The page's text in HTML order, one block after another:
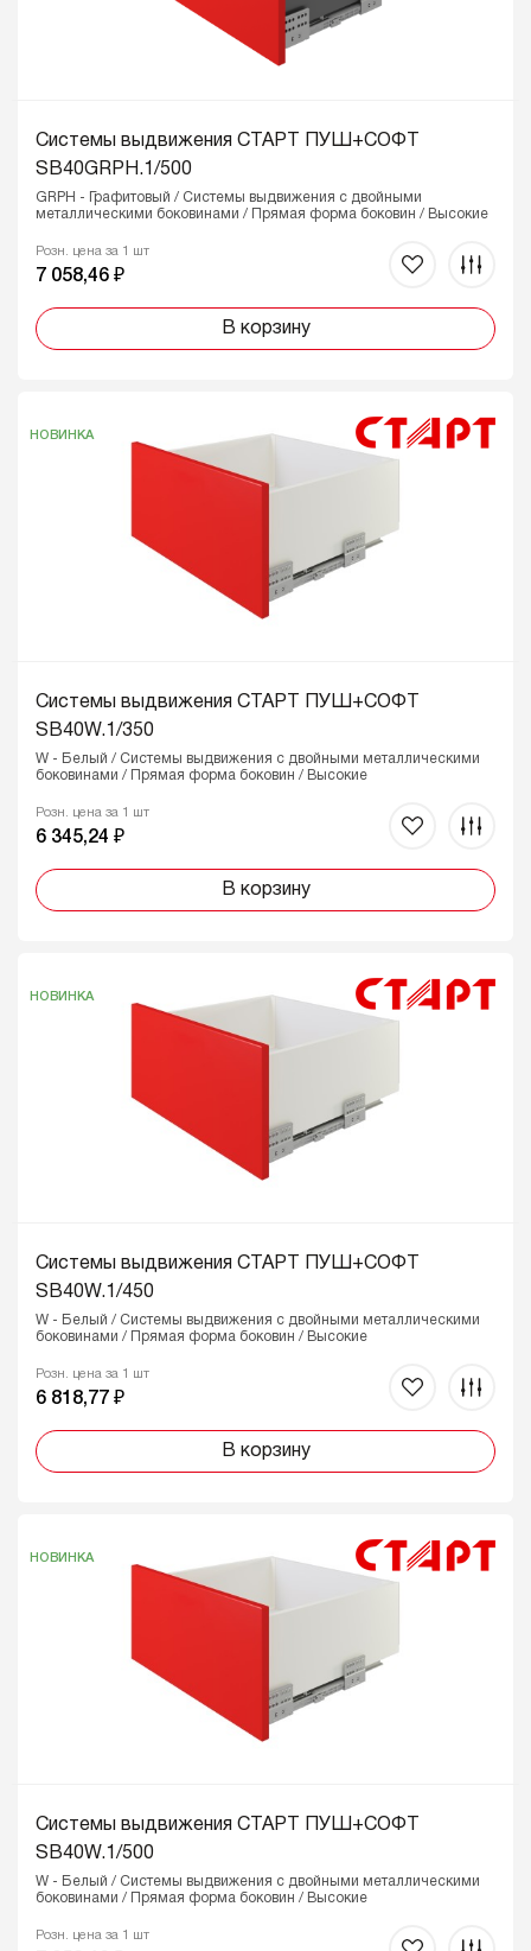
Системы выдвижения СТАРТ ПУШ+СОФТ
SB40GRPH.1/500
GRPH - Графитовый / Системы выдвижения с двойными
металлическими боковинами / Прямая форма боковин / Высокие
Розн. цена за 1 шт
7 058,46 ₽
В корзину
НОВИНКА
Системы выдвижения СТАРТ ПУШ+СОФТ
SB40W.1/350
W - Белый / Системы выдвижения с двойными металлическими
боковинами / Прямая форма боковин / Высокие
Розн. цена за 1 шт
6 345,24 ₽
В корзину
НОВИНКА
Системы выдвижения СТАРТ ПУШ+СОФТ
SB40W.1/450
W - Белый / Системы выдвижения с двойными металлическими
боковинами / Прямая форма боковин / Высокие
Розн. цена за 1 шт
6 818,77 ₽
В корзину
НОВИНКА
Системы выдвижения СТАРТ ПУШ+СОФТ
SB40W.1/500
W - Белый / Системы выдвижения с двойными металлическими
боковинами / Прямая форма боковин / Высокие
Розн. цена за 1 шт